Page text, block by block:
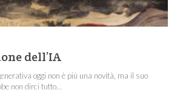
dell’IA
oggi non è più una novità, ma il suo
non dirci tutto...